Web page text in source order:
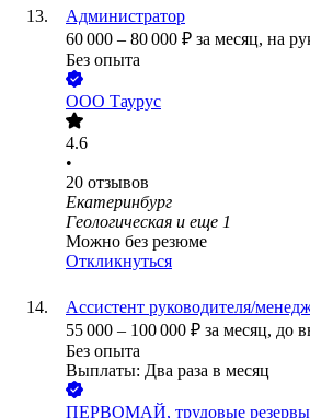
Администратор
60 000 – 80 000 ₽ за месяц, на
Без опыта
ООО Таурус
4.6
•
20 отзывов
Екатеринбург
Геологическая и еще 1
Можно без резюме
Откликнуться
Ассистент руководителя/
55 000 – 100 000 ₽ за месяц, до
Без опыта
Выплаты: Два раза в месяц
ПЕРВОМАЙ, трудовые резервы